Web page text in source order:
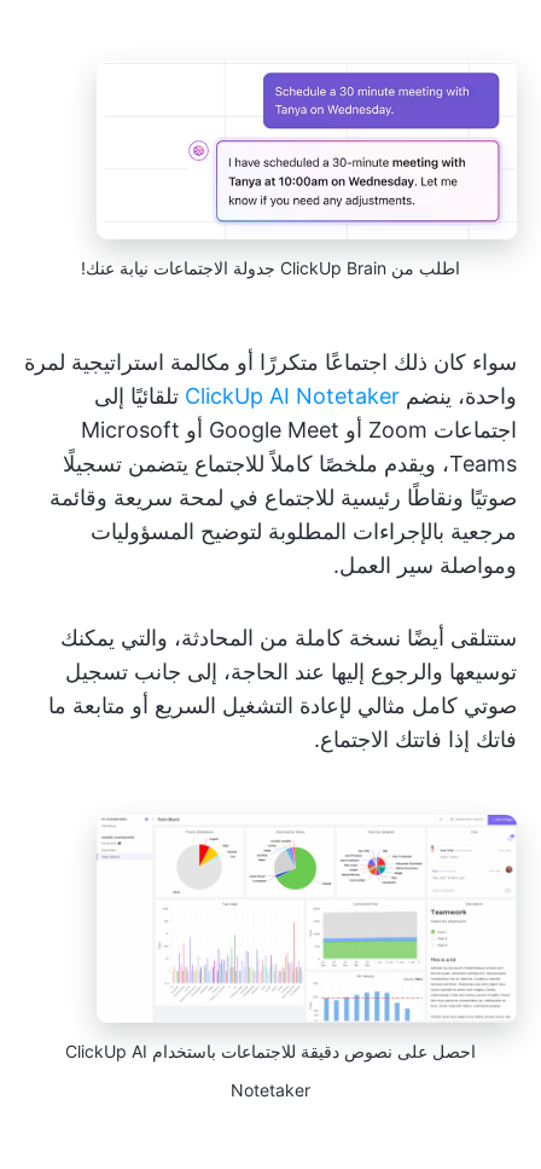
اطلب من ClickUp Brain جدولة الاجتماعات نيابة عنك!
سواء كان ذلك اجتماعًا متكررًا أو مكالمة استراتيجية لمرة
واحدة، ينضم ClickUp AI Notetaker تلقائيًا إلى
اجتماعات Zoom أو Google Meet أو Microsoft
Teams، ويقدم ملخصًا كاملاً للاجتماع يتضمن تسجيلًا
صوتيًا ونقاطًا رئيسية للاجتماع في لمحة سريعة وقائمة
مرجعية بالإجراءات المطلوبة لتوضيح المسؤوليات
ومواصلة سير العمل.
ستتلقى أيضًا نسخة كاملة من المحادثة، والتي يمكنك
توسيعها والرجوع إليها عند الحاجة، إلى جانب تسجيل
صوتي كامل مثالي لإعادة التشغيل السريع أو متابعة ما
فاتك إذا فاتتك الاجتماع.
احصل على نصوص دقيقة للاجتماعات باستخدام ClickUp AI
Notetaker